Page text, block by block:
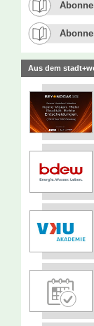
Aus dem